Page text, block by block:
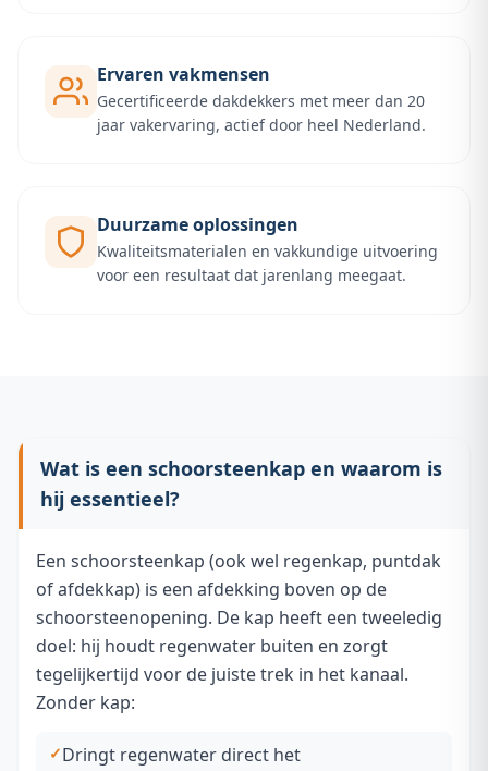
Ervaren vakmensen
Gecertificeerde dakdekkers met meer dan 20
jaar vakervaring, actief door heel Nederland.
Duurzame oplossingen
Kwaliteitsmaterialen en vakkundige uitvoering
voor een resultaat dat jarenlang meegaat.
Wat is een schoorsteenkap en waarom is
hij essentieel?
Een schoorsteenkap (ook wel regenkap, puntdak
of afdekkap) is een afdekking boven op de
schoorsteenopening. De kap heeft een tweeledig
doel: hij houdt regenwater buiten en zorgt
tegelijkertijd voor de juiste trek in het kanaal.
Zonder kap:
Dringt regenwater direct het